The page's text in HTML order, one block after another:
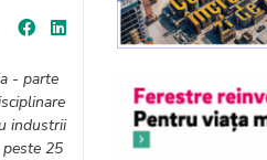
- parte
industrii
peste 25